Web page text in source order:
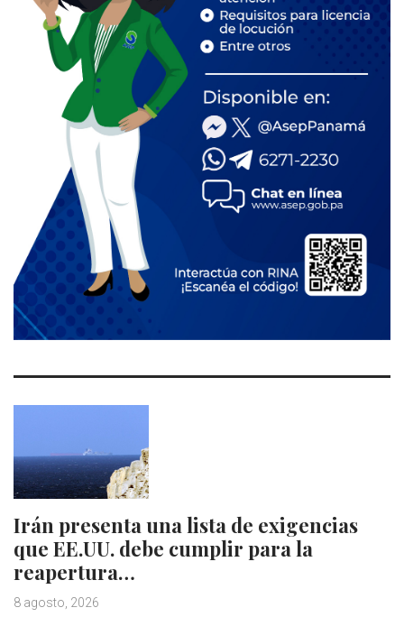
Irán presenta una lista de exigencias
que EE.UU. debe cumplir para la
reapertura…
8 agosto, 2026